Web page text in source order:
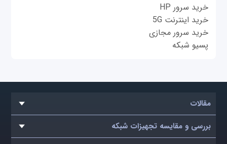
خرید سرور HP
خرید اینترنت 5G
خرید سرور مجازی
پسیو شبکه
مقالات
بررسی و مقایسه تجهیزات شبکه